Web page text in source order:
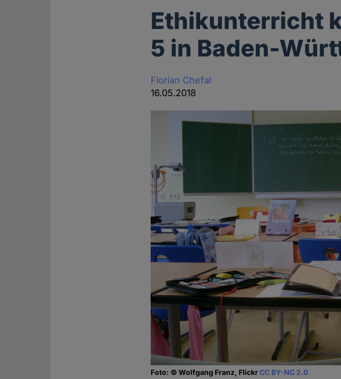
Ethikunterricht
5 in Baden-
Florian Chefai
16.05.2018
Foto: © Wolfgang Franz, FlickrCC BY-NC 2.0